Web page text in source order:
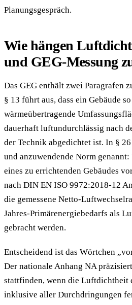
Planungsgespräch.
Wie hängen
und GEG-Messung
Das GEG enthält zwei Paragrafen
§ 13 führt aus, dass ein Gebäude
wärmeübertragende
dauerhaft luftundurchlässig nach
der Technik abgedichtet ist. In §
und anzuwendende Norm
eines zu errichtenden Gebäudes
nach DIN EN ISO 9972:2018-12
die gemessene Netto-
Jahres-Primärenergiebedarfs als
gebracht werden.
Entscheidend ist das Wörtchen
Der nationale Anhang NA
stattfinden, wenn die Luftdichtheit
inklusive aller Durchdringungen